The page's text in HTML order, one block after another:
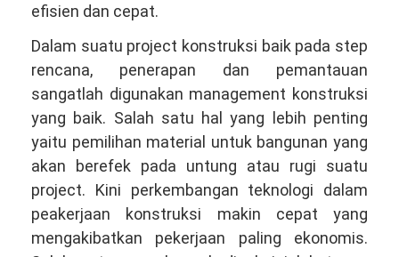
081381344044
efisien dan cepat.
Dalam suatu project konstruksi baik pada step
rencana, penerapan dan pemantauan
sangatlah digunakan management konstruksi
yang baik. Salah satu hal yang lebih penting
yaitu pemilihan material untuk bangunan yang
akan berefek pada untung atau rugi suatu
project. Kini perkembangan teknologi dalam
peakerjaan konstruksi makin cepat yang
mengakibatkan pekerjaan paling ekonomis.